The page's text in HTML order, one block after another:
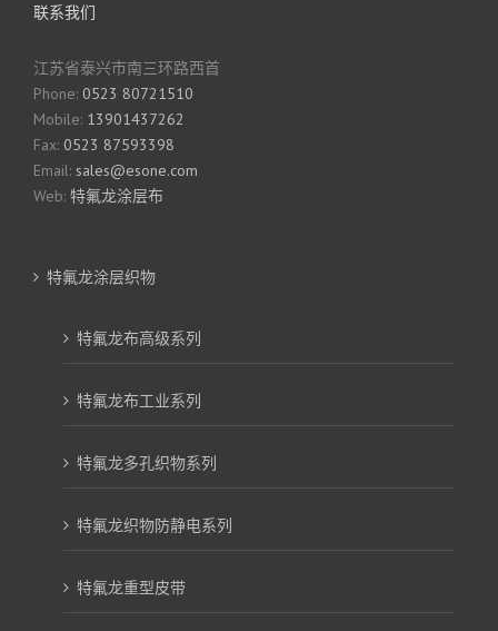
联系我们
江苏省泰兴市南三环路西首
Phone: 0523 80721510
Mobile: 13901437262
Fax: 0523 87593398
Email: sales@esone.com
Web: 特氟龙涂层布
特氟龙涂层织物
特氟龙布高级系列
特氟龙布工业系列
特氟龙多孔织物系列
特氟龙织物防静电系列
特氟龙重型皮带